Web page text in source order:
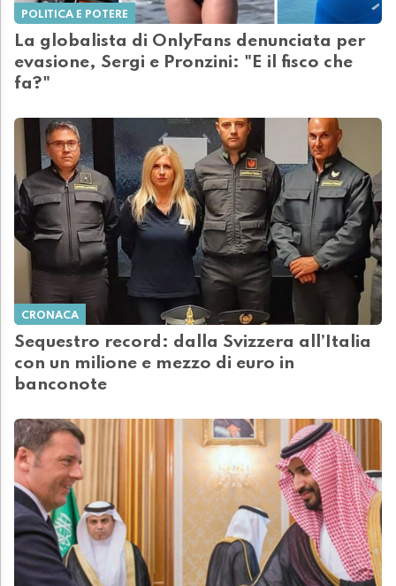
POLITICA E POTERE
La globalista di OnlyFans denunciata per
evasione, Sergi e Pronzini: "E il fisco che
fa?"
CRONACA
Sequestro record: dalla Svizzera all’Italia
con un milione e mezzo di euro in
banconote